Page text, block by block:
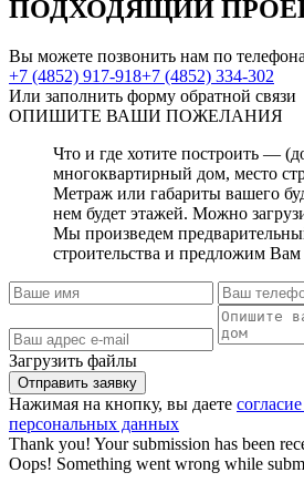
ПОДХОДЯЩИЙ
Вы можете позвонить нам по
+7 (4852) 917-918+7 (4852) 334-302
Или заполнить форму обратной связи
ОПИШИТЕ ВАШИ ПОЖЕЛАНИЯ
Что и где хотите построить —
многоквартирный дом, место
Метраж или габариты вашего
нем будет этажей. Можно
Мы произведем
строительства и предложим
Загрузить файлы
Нажимая на кнопку, вы даете
персональных данных
Thank you! Your submission has been
Oops! Something went wrong while